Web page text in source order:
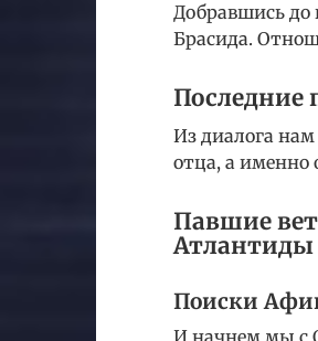
Добравшись до
Брасида.
Последние
Из диалога
отца, а именно
Павшие
Атлантиды
Поиски